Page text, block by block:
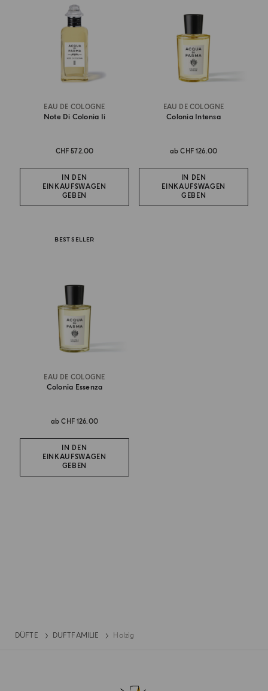
EAU DE COLOGNE
Note Di Colonia Ii
CHF 572.00
IN DEN
EINKAUFSWAGEN
GEBEN
EAU DE COLOGNE
Colonia Intensa
abCHF 126.00
IN DEN
EINKAUFSWAGEN
GEBEN
BEST SELLER
EAU DE COLOGNE
Colonia Essenza
abCHF 126.00
IN DEN
EINKAUFSWAGEN
GEBEN
DÜFTE DUFTFAMILIE Holzig